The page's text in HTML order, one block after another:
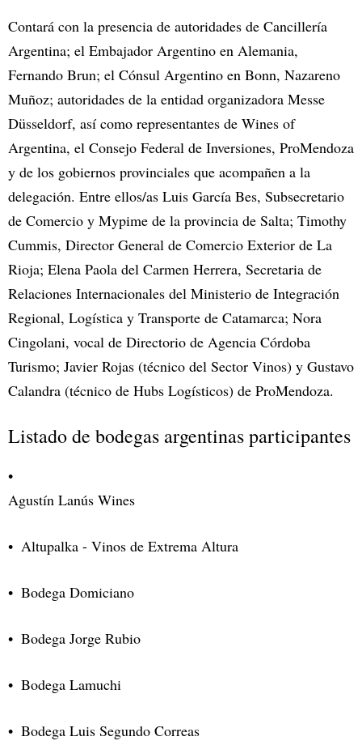
Contará con la presencia de autoridades de Cancillería
Argentina; el Embajador Argentino en Alemania,
Fernando Brun; el Cónsul Argentino en Bonn, Nazareno
Muñoz; autoridades de la entidad organizadora Messe
Düsseldorf, así como representantes de Wines of
Argentina, el Consejo Federal de Inversiones, ProMendoza
y de los gobiernos provinciales que acompañen a la
delegación. Entre ellos/as Luis García Bes, Subsecretario
de Comercio y Mypime de la provincia de Salta; Timothy
Cummis, Director General de Comercio Exterior de La
Rioja; Elena Paola del Carmen Herrera, Secretaria de
Relaciones Internacionales del Ministerio de Integración
Regional, Logística y Transporte de Catamarca; Nora
Cingolani, vocal de Directorio de Agencia Córdoba
Turismo; Javier Rojas (técnico del Sector Vinos) y Gustavo
Calandra (técnico de Hubs Logísticos) de ProMendoza.
Listado de bodegas argentinas participantes
Agustín Lanús Wines
Altupalka - Vinos de Extrema Altura
Bodega Domiciano
Bodega Jorge Rubio
Bodega Lamuchi
Bodega Luis Segundo Correas